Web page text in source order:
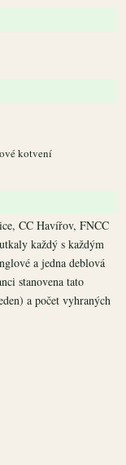
kotvení
CC Havířov, FNCC
každý s každým
a jedna deblová
stanovena tato
a počet vyhraných